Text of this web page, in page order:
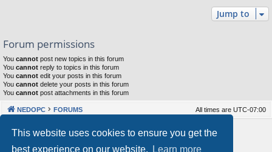
This website uses cookies to ensure you get the
best experience on our website.
Learn more
Jump to
Forum permissions
You cannot post new topics in this forum
You cannot reply to topics in this forum
You cannot edit your posts in this forum
You cannot delete your posts in this forum
You cannot post attachments in this forum
NEDOPC FORUMS All times are UTC-07:00
Powered by phpBB® Forum Software © phpBB Limited
Our VPS Hosting By RimuHosting